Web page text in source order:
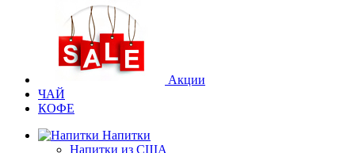
Акции
ЧАЙ
КОФЕ
Напитки
Напитки из США